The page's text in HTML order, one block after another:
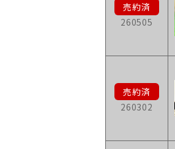
260505
260302